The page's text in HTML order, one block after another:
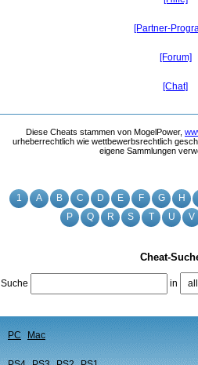
1 A B C D E F G H
P
Q R S T U V
Cheat-
Suche in
PC Mac
[Partner-
[Forum]
[Chat]
Diese Cheats stammen von MogelPower,
urheberrechtlich wie wettbewerbsrechtlich
eigene Sammlungen